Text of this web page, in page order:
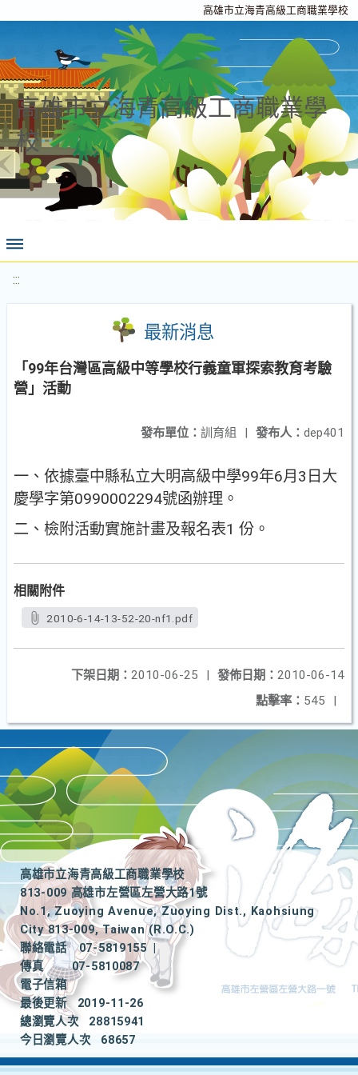
高雄市立海青高級工商職業學校
高雄市立海青高級工商職業學
校
:::
最新消息
「99年台灣區高級中等學校行義童軍探索教育考驗
營」活動
發布人： dep401
發布單位： 訓育組 |
一、依據臺中縣私立大明高級中學99年6月3日大
慶學字第0990002294號函辦理。
二、檢附活動實施計畫及報名表1 份。
相關附件
2010-6-14-13-52-20-nf1.pdf
發佈日期： 2010-06-14
下架日期： 2010-06-25
|
點擊率： 545 |
高雄市立海青高級工商職業學校
813-009 高雄市左營區左營大路1號
No.1, Zuoying Avenue, Zuoying Dist., Kaohsiung
City 813-009, Taiwan (R.O.C.)
聯絡電話
07-5819155
|
傳真
07-5810087
電子信箱
最後更新
2019-11-26
總瀏覽人次
28815941
今日瀏覽人次
68657